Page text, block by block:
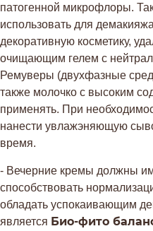
патогенной микрофлоры.
использовать для
декоративную косметику,
очищающим гелем с
Ремуверы (двухфазные
также молочко с высоким
применять. При
нанести увлажэняющую
время.
- Вечерние кремы должны
способствовать
обладать успокаивающим
является Био-фито